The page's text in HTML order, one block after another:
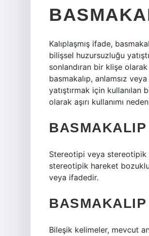
Kalıplaşmış ifade,
bilişsel huzursuzluğu
sonlandıran bir klişe olarak
basmakalıp, anlamsız
yatıştırmak için
olarak aşırı kullanımı
Stereotipi veya stereotipik
stereotipik hareket
veya ifadedir.
Bileşik kelimeler, mevcut